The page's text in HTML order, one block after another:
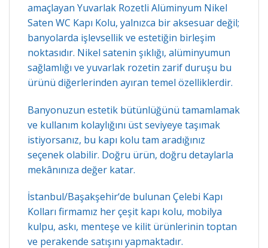
amaçlayan Yuvarlak Rozetli Alüminyum Nikel
Saten WC Kapı Kolu, yalnızca bir aksesuar değil;
banyolarda işlevsellik ve estetiğin birleşim
noktasıdır. Nikel satenin şıklığı, alüminyumun
sağlamlığı ve yuvarlak rozetin zarif duruşu bu
ürünü diğerlerinden ayıran temel özelliklerdir.
Banyonuzun estetik bütünlüğünü tamamlamak
ve kullanım kolaylığını üst seviyeye taşımak
istiyorsanız, bu kapı kolu tam aradığınız
seçenek olabilir. Doğru ürün, doğru detaylarla
mekânınıza değer katar.
İstanbul/Başakşehir‘de bulunan Çelebi Kapı
Kolları firmamız her çeşit kapı kolu, mobilya
kulpu, askı, menteşe ve kilit ürünlerinin toptan
ve perakende satışını yapmaktadır.